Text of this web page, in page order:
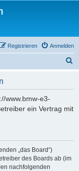
Anmelden
Registrieren
www.bmw-e3-
ein Vertrag mit
„das Board“)
des Boards ab (im
nachfolgenden